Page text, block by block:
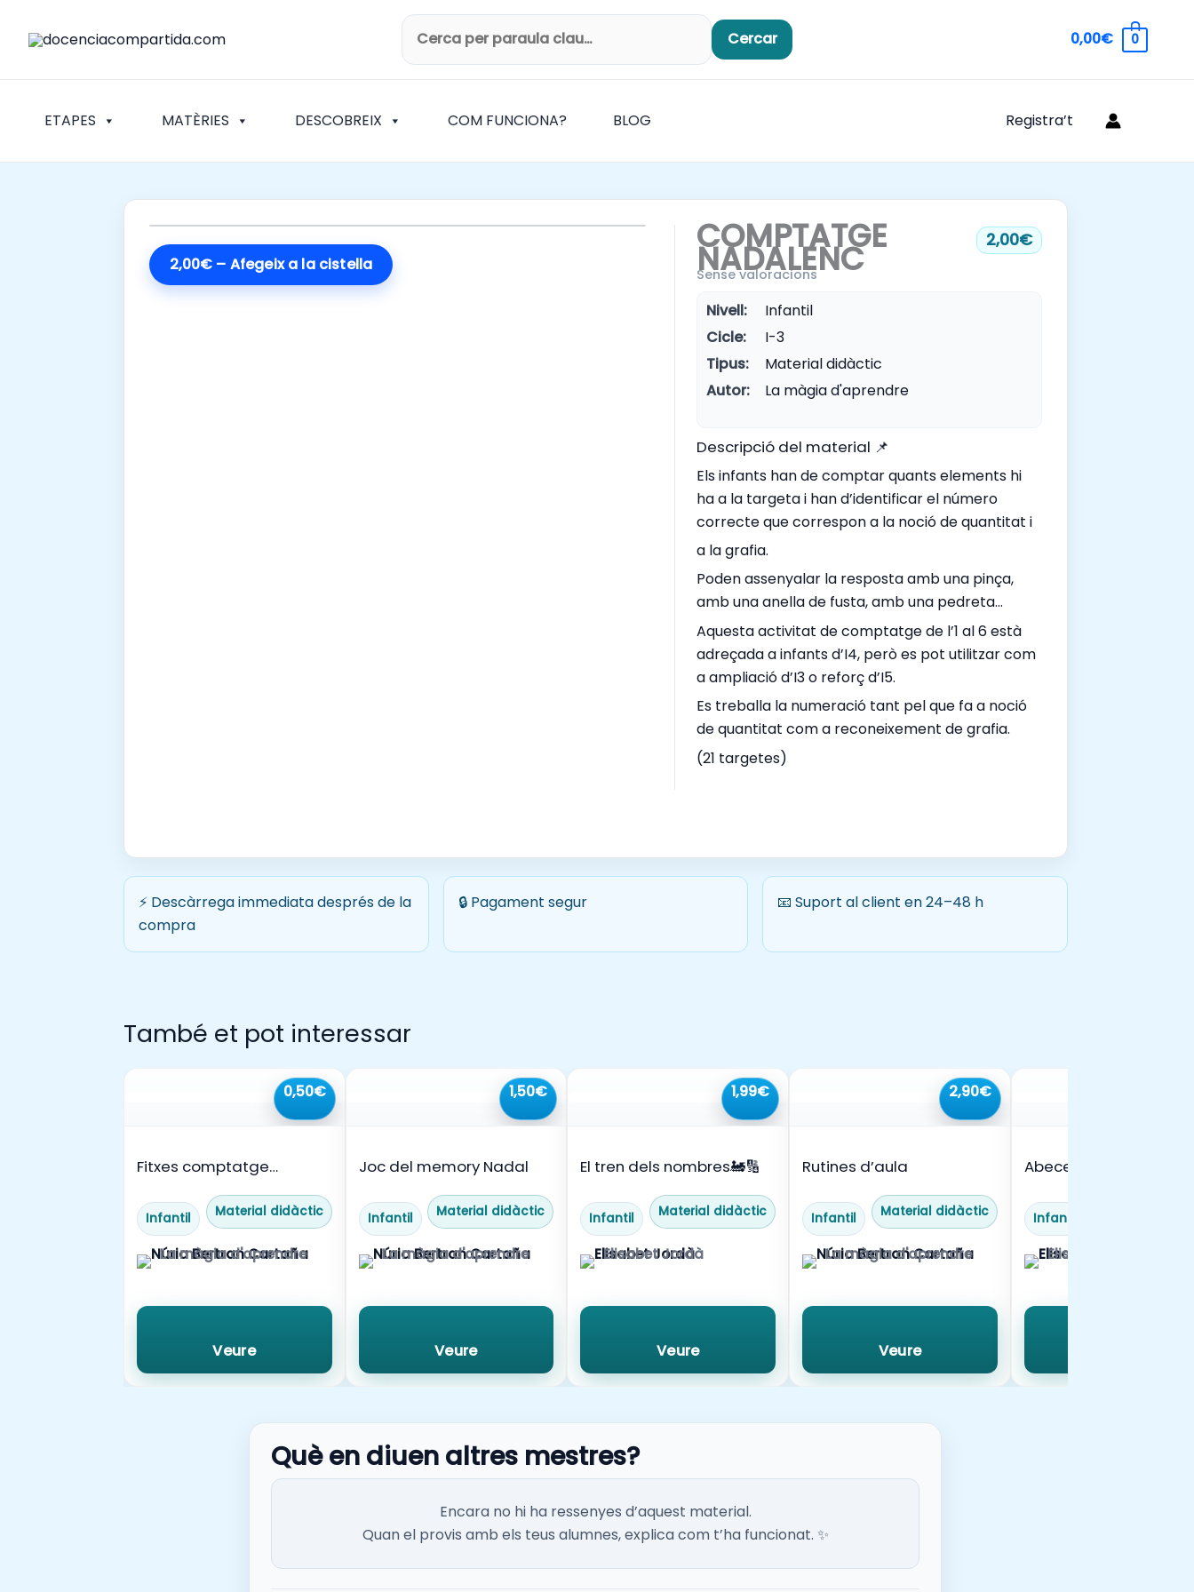
Cerca productes
Cercar 0,00€ 0
ETAPES MATÈRIES DESCOBREIX COM FUNCIONA? BLOG Registra’t
2,00€ – Afegeix a la cistella
COMPTATGE
NADALENC 2,00€
Sense valoracions
Nivell:
Infantil
Cicle:
I-3
Tipus:
Material didàctic
Autor:
La màgia d'aprendre
Descripció del material 📌
Els infants han de comptar quants elements hi
ha a la targeta i han d’identificar el número
correcte que correspon a la noció de quantitat i
a la grafia.
Poden assenyalar la resposta amb una pinça,
amb una anella de fusta, amb una pedreta…
Aquesta activitat de comptatge de l’1 al 6 està
adreçada a infants d’I4, però es pot utilitzar com
a ampliació d’I3 o reforç d’I5.
Es treballa la numeració tant pel que fa a noció
de quantitat com a reconeixement de grafia.
(21 targetes)
⚡ Descàrrega immediata després de la
compra
🔒 Pagament segur 📧 Suport al client en 24–48 h
També et pot interessar
0,50€
Fitxes comptatge
Infantil Material didàctic
La màgia d'aprendre
Veure
1,50€
Joc del memory Nadal
Infantil Material didàctic
La màgia d'aprendre
Veure
1,99€
El tren dels nombres🚂🔢
Infantil Material didàctic
Elisabet Jordà
Veure
2,90€
Rutines d’aula
Infantil Material didàctic
La màgia d'aprendre
Veure
Abecedari en
Infantil
Elisabet Jordà
Què en diuen altres mestres?
Encara no hi ha ressenyes d’aquest material.
Quan el provis amb els teus alumnes, explica com t’ha funcionat. ✨